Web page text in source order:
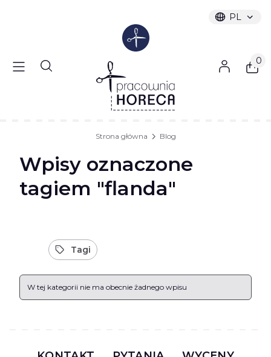
Wybrany
PL
polski
Otwórz wyszukiwarkę
Strona główna Blog
Wpisy oznaczone
tagiem "flanda"
Tagi
W tej kategorii nie ma obecnie żadnego wpisu